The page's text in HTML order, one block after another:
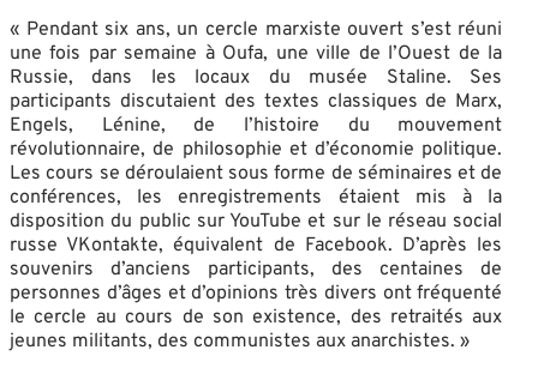
« Pendant six ans, un cercle marxiste ouvert s’est réuni
une fois par semaine à Oufa, une ville de l’Ouest de la
Russie, dans les locaux du musée Staline. Ses
participants discutaient des textes classiques de Marx,
Engels, Lénine, de l’histoire du mouvement
révolutionnaire, de philosophie et d’économie politique.
Les cours se déroulaient sous forme de séminaires et de
conférences, les enregistrements étaient mis à la
disposition du public sur YouTube et sur le réseau social
russe VKontakte, équivalent de Facebook. D’après les
souvenirs d’anciens participants, des centaines de
personnes d’âges et d’opinions très divers ont fréquenté
le cercle au cours de son existence, des retraités aux
jeunes militants, des communistes aux anarchistes. »